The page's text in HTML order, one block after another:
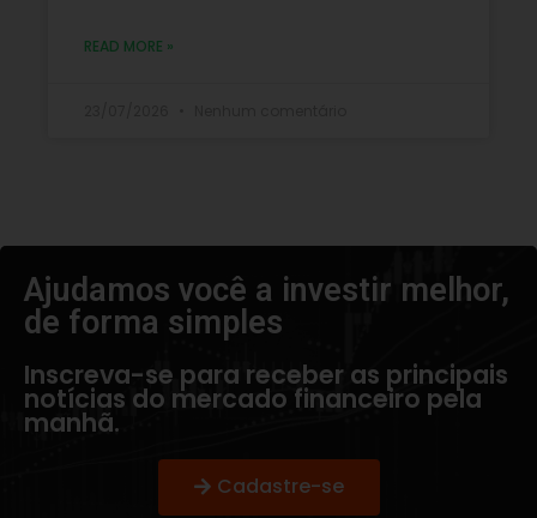
READ MORE »
Ajudamos você a investir melhor,
de forma simples​
Inscreva-se para receber as principais
notícias do mercado financeiro pela
manhã.
Cadastre-se